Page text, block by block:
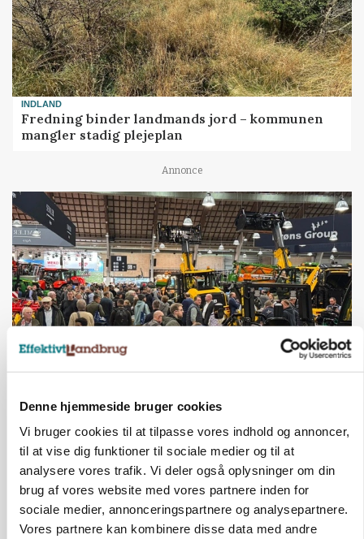
Denne hjemmeside bruger cookies
Vi bruger cookies til at tilpasse vores indhold og annoncer,
til at vise dig funktioner til sociale medier og til at
analysere vores trafik. Vi deler også oplysninger om din
brug af vores website med vores partnere inden for
sociale medier, annonceringspartnere og analysepartnere.
Vores partnere kan kombinere disse data med andre
INDLAND
Fredning binder landmands jord – kommunen
mangler stadig plejeplan
Annonce
Ny Kartoffeldag på Agromek skal samle hele
Annonce
GRISE
Danish Crown slår igen i noteringsstrid: Tysk
gab er 3 kroner – ikke 4,30